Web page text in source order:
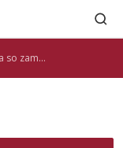
[sme.sk]